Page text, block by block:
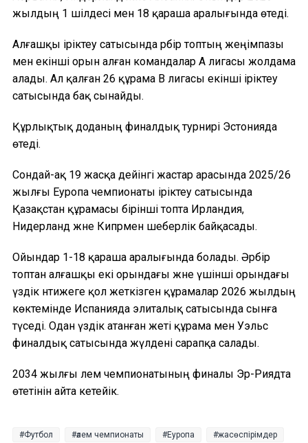
жылдың 1 шілдесі мен 18 қараша аралығында өтеді.
Алғашқы іріктеу сатысында әрбір топтың жеңімпазы
мен екінші орын алған командалар А лигасы жолдама
алады. Ал қалған 26 құрама В лигасы екінші іріктеу
сатысында бақ сынайды.
Құрлықтық доданың финалдық турнирі Эстонияда
өтеді.
Сондай-ақ 19 жасқа дейінгі жастар арасында 2025/26
жылғы Еуропа чемпионаты іріктеу сатысында
Қазақстан құрамасы бірінші топта Ирландия,
Нидерланд және Кипрмен шеберлік байқасады.
Ойындар 1-18 қараша аралығында болады. Әрбір
топтан алғашқы екі орындағы және үшінші орындағы
үздік нәтижеге қол жеткізген құрамалар 2026 жылдың
көктемінде Испанияда элиталық сатысында сынға
түседі. Одан үздік атанған жеті құрама мен Уэльс
финалдық сатысында жүлдені сарапқа салады.
2034 жылғы әлем чемпионатының финалы Эр-Риядта
өтетінін айта кетейік.
Футбол әлем чемпионаты Еуропа жасөспірімдер